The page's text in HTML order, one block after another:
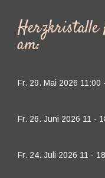
Herzkristalle
am:
Fr. 29. Mai 2026 11:00
Fr. 26. Juni 2026 11 -
Fr. 24. Juli 2026 11 -